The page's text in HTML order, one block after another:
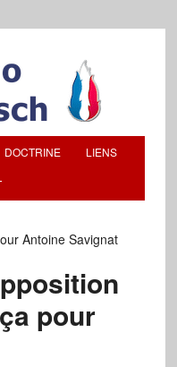
DOCTRINE LIENS
Antoine Savignat
pour